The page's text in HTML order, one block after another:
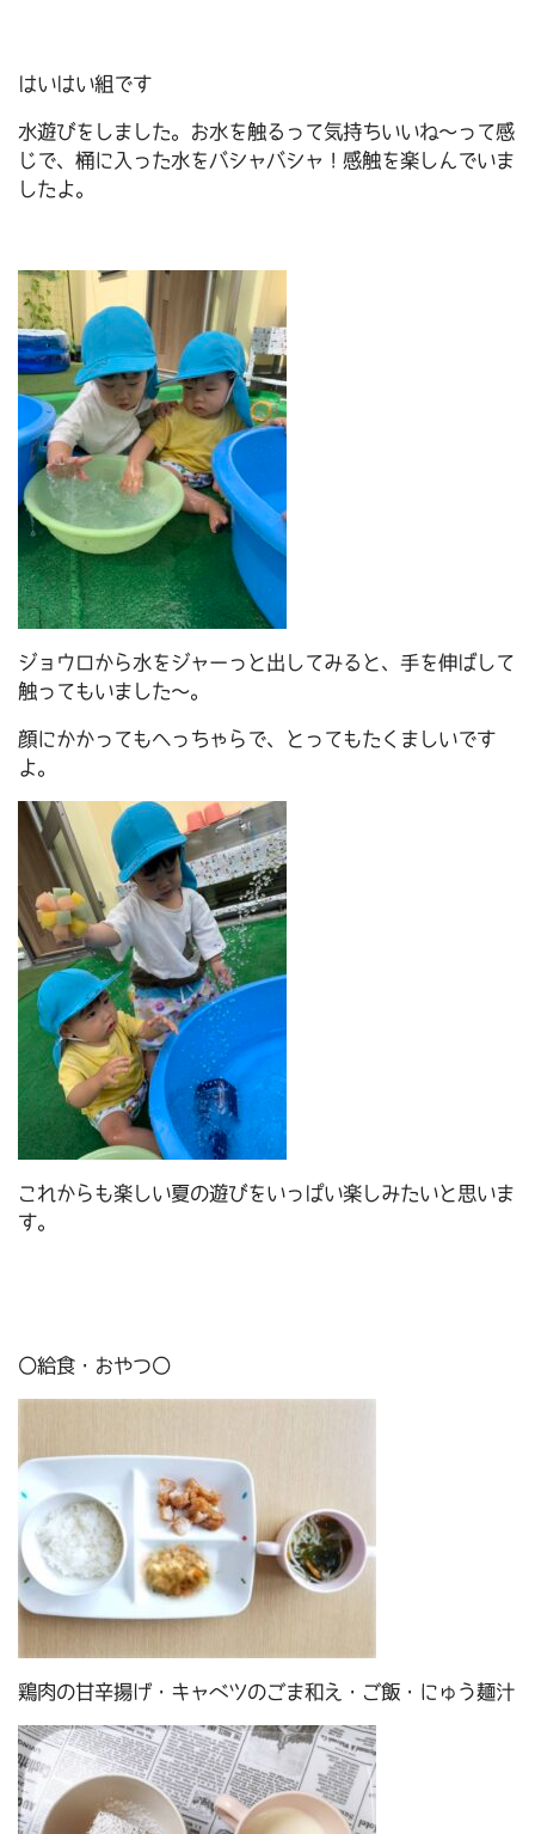
はいはい組です
水遊びをしました。お水を触るって気持ちいいね～って感
じで、桶に入った水をバシャバシャ！感触を楽しんでいま
したよ。
ジョウロから水をジャーっと出してみると、手を伸ばして
触ってもいました～。
顔にかかってもへっちゃらで、とってもたくましいです
よ。
これからも楽しい夏の遊びをいっぱい楽しみたいと思いま
す。
〇給食・おやつ〇
鶏肉の甘辛揚げ・キャベツのごま和え・ご飯・にゅう麺汁